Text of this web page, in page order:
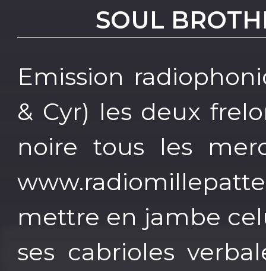
SOUL
Emission
& Cyr) les deux
noire tous les
mettre en jambe
ses cabrioles